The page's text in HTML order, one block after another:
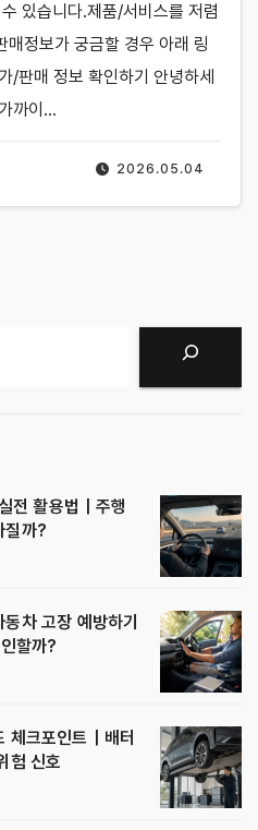
2026.05.04
있습니다.제품/서비스를 저렴
정보가 궁금할 경우 아래 링
/판매 정보 확인하기 안녕하세
까이…
전 활용법｜주행
질까?
차 고장 예방하기
할까?
체크포인트｜배터
험 신호